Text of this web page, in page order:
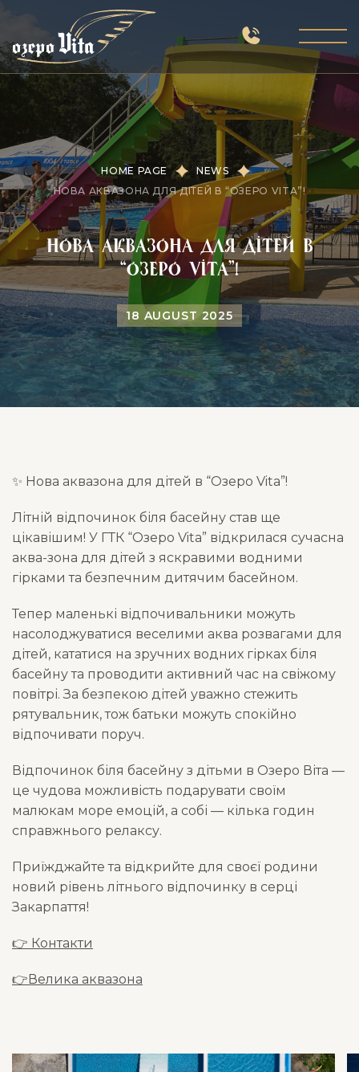
HOME PAGE
NEWS
НОВА АКВАЗОНА ДЛЯ ДІТЕЙ В “ОЗЕРО VITA”!
Нова аквазона для дітей в
“Озеро Vita”!
18 AUGUST 2025
✨ Нова аквазона для дітей в “Озеро Vita”!
Літній відпочинок біля басейну став ще
цікавішим! У ГТК “Озеро Vita” відкрилася сучасна
аква-зона для дітей з яскравими водними
гірками та безпечним дитячим басейном.
Тепер маленькі відпочивальники можуть
насолоджуватися веселими аква розвагами для
дітей, кататися на зручних водних гірках біля
басейну та проводити активний час на свіжому
повітрі. За безпекою дітей уважно стежить
рятувальник, тож батьки можуть спокійно
відпочивати поруч.
Відпочинок біля басейну з дітьми в Озеро Віта —
це чудова можливість подарувати своїм
малюкам море емоцій, а собі — кілька годин
справжнього релаксу.
Приїжджайте та відкрийте для своєї родини
новий рівень літнього відпочинку в серці
Закарпаття!
👉 Контакти
👉Велика аквазона